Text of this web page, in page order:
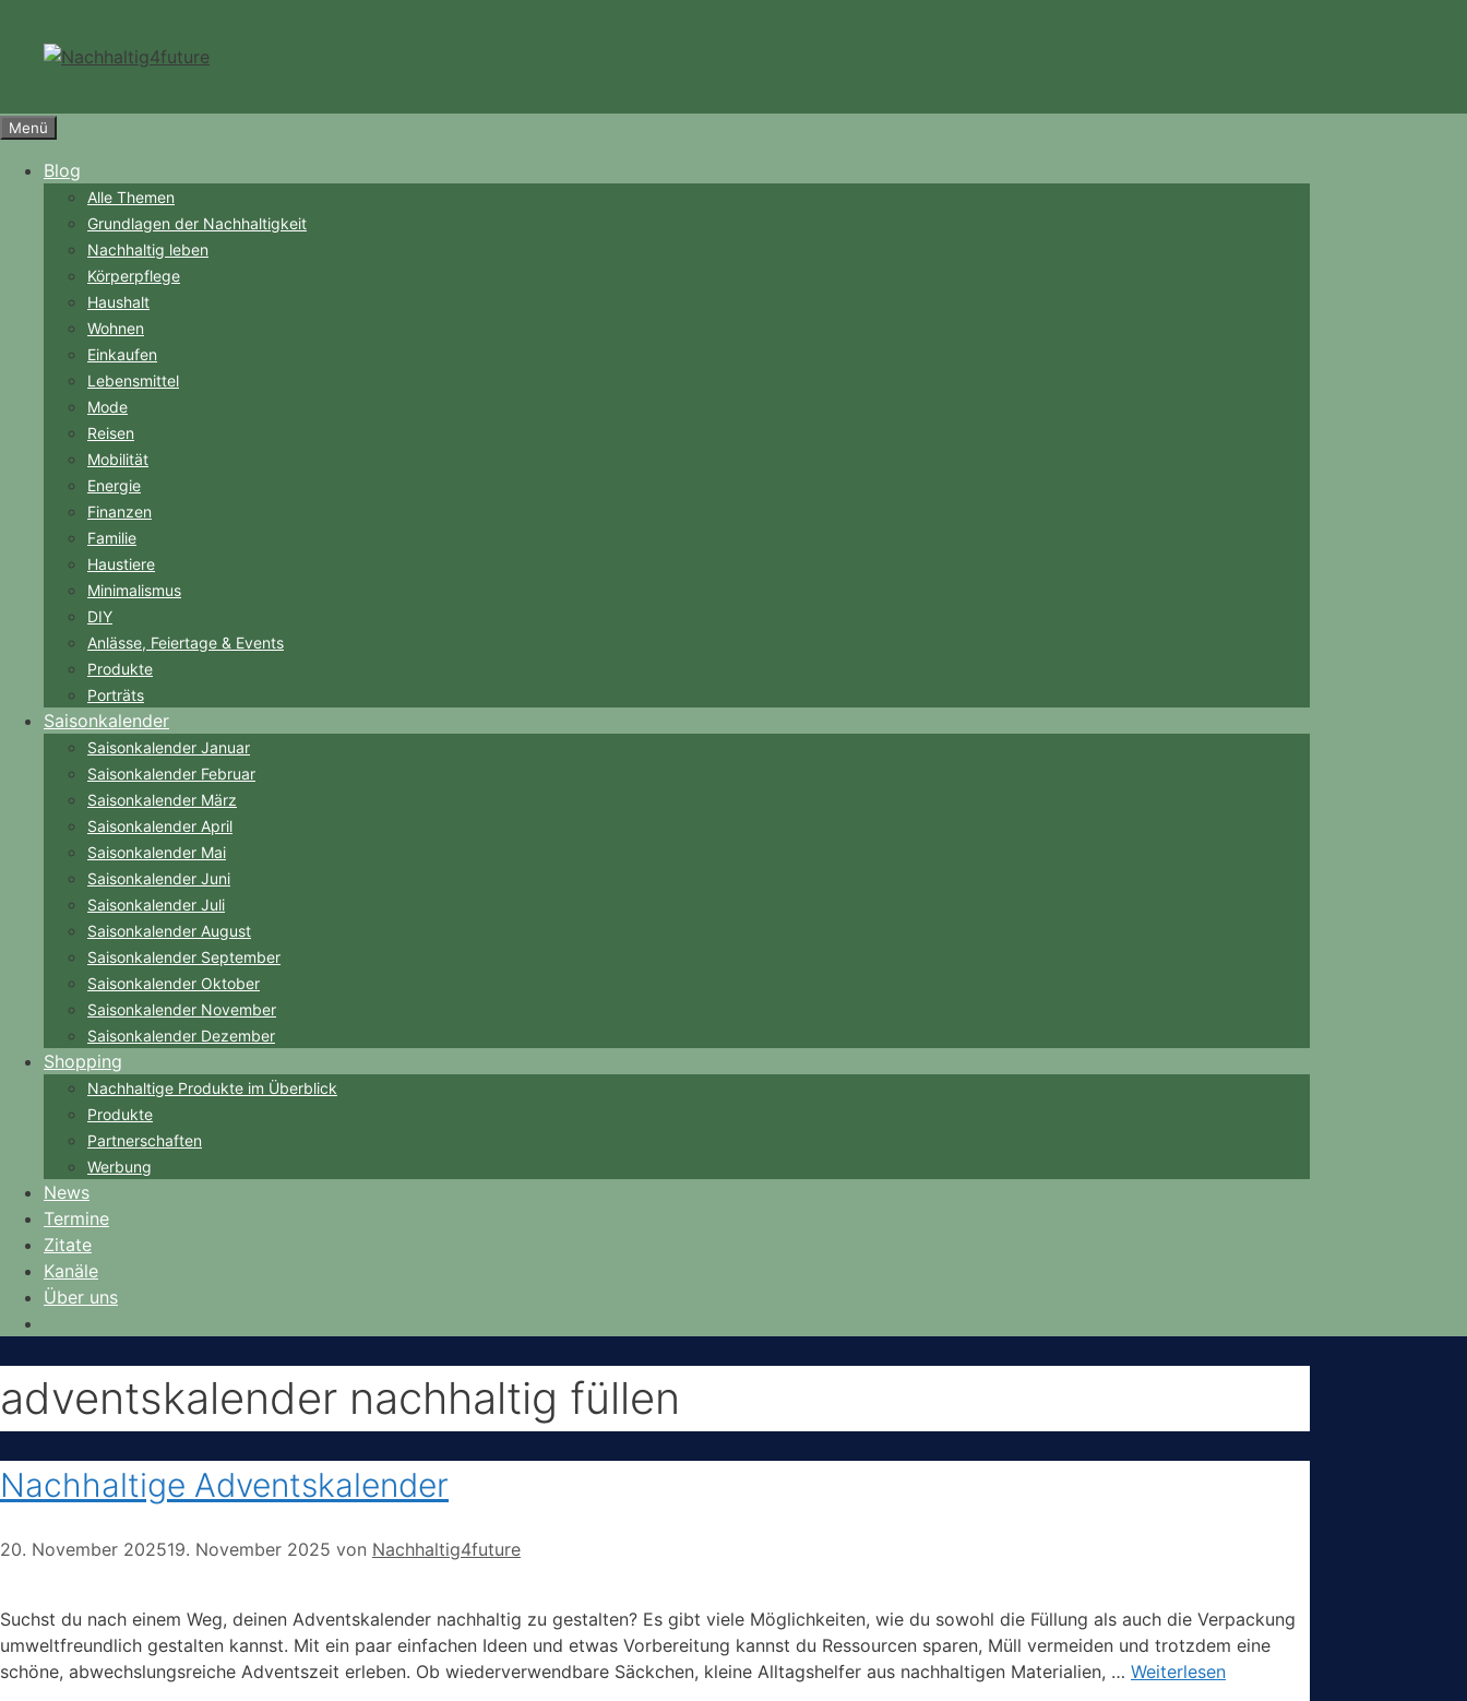
springen
Menü
Blog
Alle Themen
Grundlagen der Nachhaltigkeit
Nachhaltig leben
Körperpflege
Haushalt
Wohnen
Einkaufen
Lebensmittel
Mode
Reisen
Mobilität
Energie
Finanzen
Familie
Haustiere
Minimalismus
DIY
Anlässe, Feiertage & Events
Produkte
Porträts
Saisonkalender
Saisonkalender Januar
Saisonkalender Februar
Saisonkalender März
Saisonkalender April
Saisonkalender Mai
Saisonkalender Juni
Saisonkalender Juli
Saisonkalender August
Saisonkalender September
Saisonkalender Oktober
Saisonkalender November
Saisonkalender Dezember
Shopping
Nachhaltige Produkte im Überblick
Produkte
Partnerschaften
Werbung
News
Termine
Zitate
Kanäle
Über uns
adventskalender nachhaltig füllen
Nachhaltige Adventskalender
20. November 202519. November 2025 von Nachhaltig4future
Suchst du nach einem Weg, deinen Adventskalender nachhaltig zu gestalten? Es gibt viele Möglichkeiten, wie du sowohl die Füllung als auch die Verpackung
umweltfreundlich gestalten kannst. Mit ein paar einfachen Ideen und etwas Vorbereitung kannst du Ressourcen sparen, Müll vermeiden und trotzdem eine
schöne, abwechslungsreiche Adventszeit erleben. Ob wiederverwendbare Säckchen, kleine Alltagshelfer aus nachhaltigen Materialien, … Weiterlesen